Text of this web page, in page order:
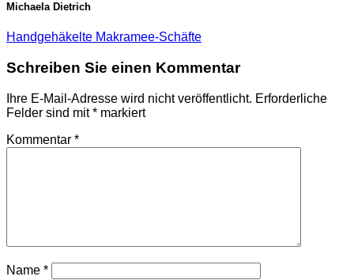
Michaela Dietrich
Handgehäkelte Makramee-Schäfte
Schreiben Sie einen Kommentar
Ihre E-Mail-Adresse wird nicht veröffentlicht. Erforderliche
Felder sind mit* markiert
Kommentar *
Name *